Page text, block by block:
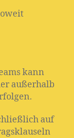
kann
außerhalb
auf